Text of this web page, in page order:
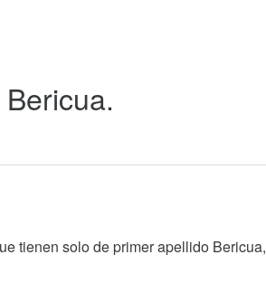
tienen solo de primer apellido Bericua,